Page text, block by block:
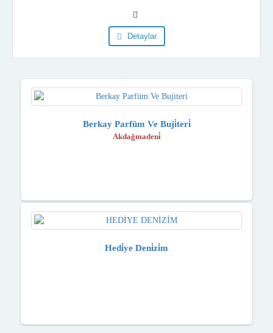
Detaylar
Berkay Parfüm Ve Buji̇teri̇
Akdağmadeni̇
Hedi̇ye Deni̇zi̇m